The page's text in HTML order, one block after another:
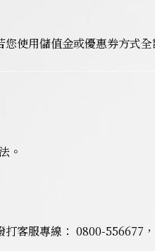
使用儲值金或優惠券方式
。
打客服專線： 0800-556677